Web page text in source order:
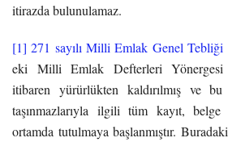
itirazda bulunulamaz.
[1] 271 sayılı Milli Emlak Genel Tebliği
eki Milli Emlak Defterleri Yönergesi
itibaren yürürlükten kaldırılmış ve
taşınmazlarıyla ilgili tüm kayıt,
ortamda tutulmaya başlanmıştır.